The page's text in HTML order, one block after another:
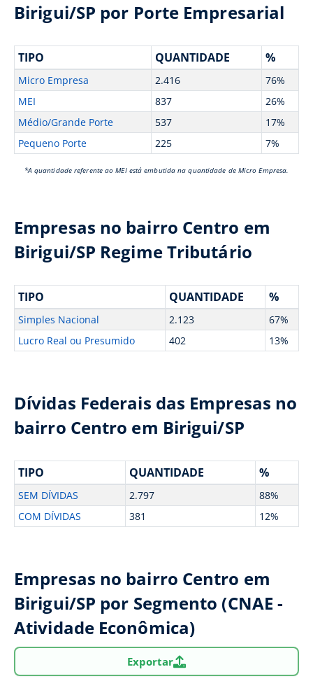
Birigui/SP por Porte Empresarial
TIPO QUANTIDADE %
Micro Empresa 2.416
76%
MEI
837
26%
Médio/Grande Porte
537
17%
Pequeno Porte
225 7%
*A quantidade referente ao MEI está embutida na quantidade de Micro Empresa.
Empresas no bairro Centro em
Birigui/SP Regime Tributário
TIPO QUANTIDADE %
Simples Nacional 2.123
67%
Lucro Real ou Presumido
402 13%
Dívidas Federais das Empresas no
bairro Centro em Birigui/SP
TIPO QUANTIDADE %
SEM DÍVIDAS 2.797
88%
COM DÍVIDAS
381 12%
Empresas no bairro Centro em
Birigui/SP por Segmento (CNAE -
Atividade Econômica)
Exportar